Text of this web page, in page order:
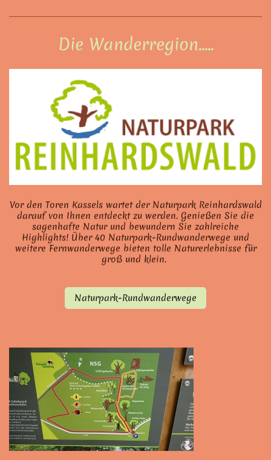
Die Wanderregion.....
Vor den Toren Kassels wartet der Naturpark Reinhardswald
darauf von Ihnen entdeckt zu werden. Genießen Sie die
sagenhafte Natur und bewundern Sie zahlreiche
Highlights! Über 40 Naturpark-Rundwanderwege und
weitere Fernwanderwege bieten tolle Naturerlebnisse für
groß und klein.
Naturpark-Rundwanderwege